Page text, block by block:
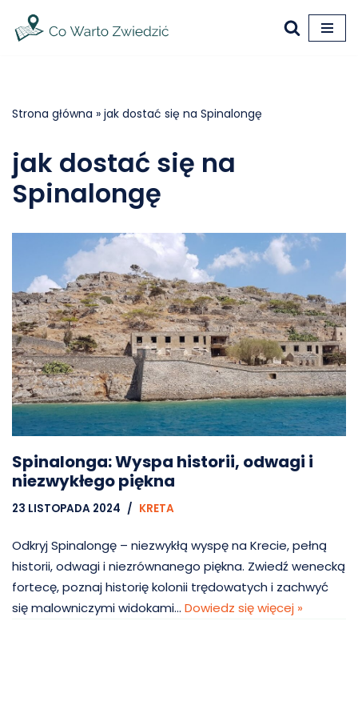
Przejdź
Strona główna » jak dostać się na Spinalongę
jak dostać się na
Spinalongę
Spinalonga: Wyspa historii, odwagi i
niezwykłego piękna
23 LISTOPADA 2024 KRETA
Odkryj Spinalongę – niezwykłą wyspę na Krecie, pełną
historii, odwagi i niezrównanego piękna. Zwiedź wenecką
fortecę, poznaj historię kolonii trędowatych i zachwyć
się malowniczymi widokami… Dowiedz się więcej »